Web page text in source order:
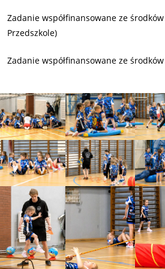
Zadanie współfinansowane ze
Przedszkole)
Zadanie współfinansowane ze